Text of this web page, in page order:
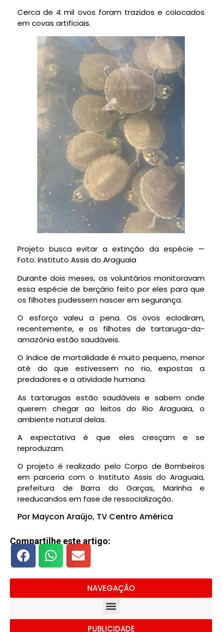
Cerca de 4 mil ovos foram trazidos e colocados
em covas artificiais.
Projeto busca evitar a extinção da espécie —
Foto: Instituto Assis do Araguaia
Durante dois meses, os voluntários monitoravam
essa espécie de berçário feito por eles para que
os filhotes pudessem nascer em segurança.
O esforço valeu a pena. Os ovos eclodiram,
recentemente, e os filhotes de tartaruga-da-
amazônia estão saudáveis.
O índice de mortalidade é muito pequeno, menor
até do que estivessem no rio, expostas a
predadores e a atividade humana.
As tartarugas estão saudáveis e sabem onde
querem chegar ao leitos do Rio Araguaia, o
ambiente natural delas.
A expectativa é que eles cresçam e se
reproduzam.
O projeto é realizado pelo Corpo de Bombeiros
em parceria com o Instituto Assis do Araguaia,
prefeitura de Barra do Garças, Marinha e
reeducandos em fase de ressocialização.
Por Maycon Araújo, TV Centro América
Compartilhe este artigo:
NAVEGAÇÃO
PUBLICIDADE